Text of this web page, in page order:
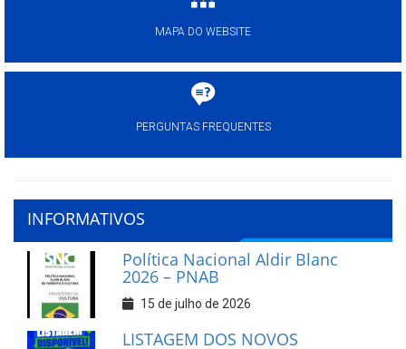
MAPA DO WEBSITE
PERGUNTAS FREQUENTES
INFORMATIVOS
Política Nacional Aldir Blanc
2026 – PNAB
15 de julho de 2026
LISTAGEM DOS NOVOS